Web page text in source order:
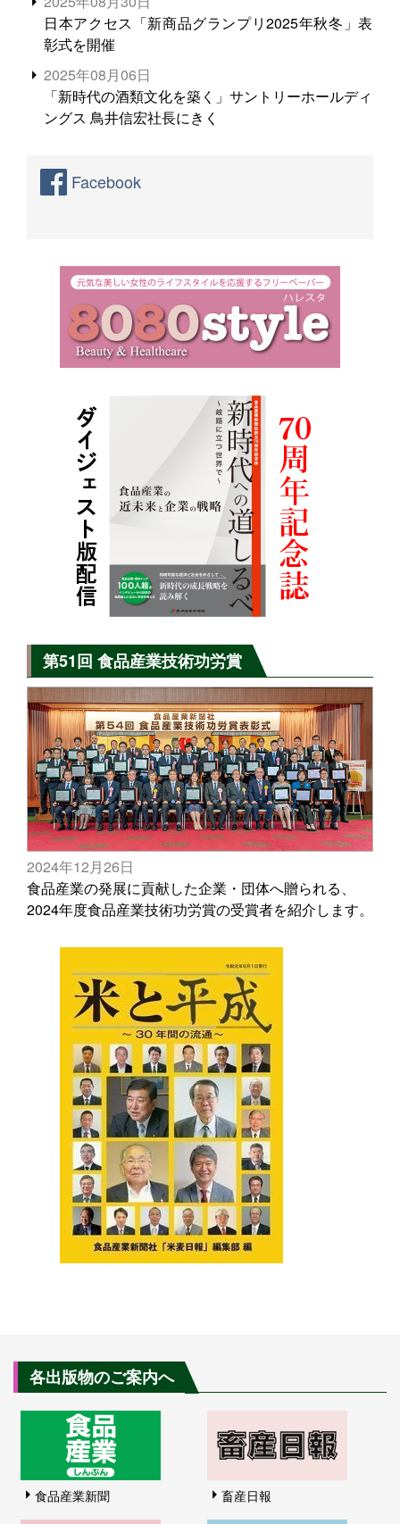
日本アクセス「新商品グランプリ2025年秋冬」表
彰式を開催
2025年08月06日
「新時代の酒類文化を築く」サントリーホールディ
ングス 鳥井信宏社長にきく
Facebook
第51回 食品産業技術功労賞
2024年12月26日
食品産業の発展に貢献した企業・団体へ贈られる、
2024年度食品産業技術功労賞の受賞者を紹介します。
各出版物のご案内へ
食品産業新聞 畜産日報